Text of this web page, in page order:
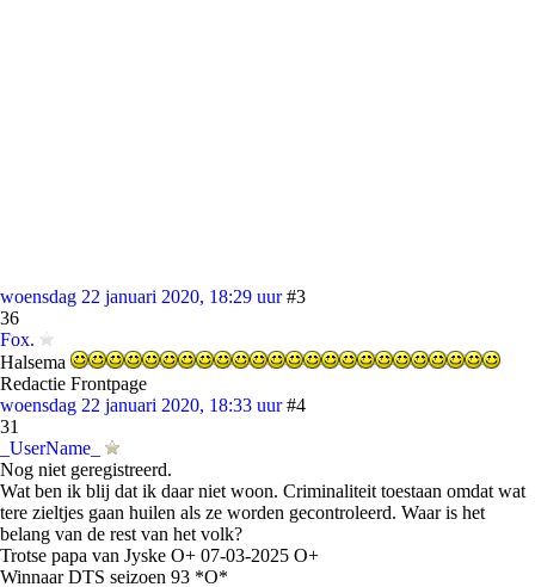
woensdag 22 januari 2020, 18:29 uur #3
36
Fox.
Halsema
Redactie Frontpage
woensdag 22 januari 2020, 18:33 uur #4
31
_UserName_
Nog niet geregistreerd.
Wat ben ik blij dat ik daar niet woon. Criminaliteit toestaan omdat wat
tere zieltjes gaan huilen als ze worden gecontroleerd. Waar is het
belang van de rest van het volk?
Trotse papa van Jyske O+ 07-03-2025 O+
Winnaar DTS seizoen 93 *O*